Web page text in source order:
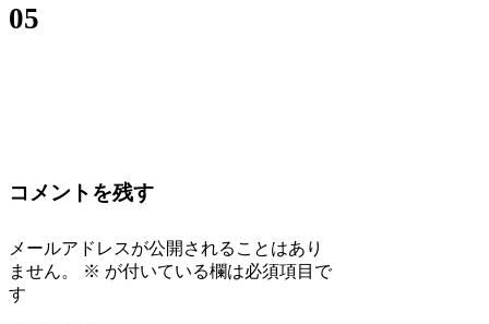
05
コメントを残す
メールアドレスが公開されることはあり
ません。
※ が付いている欄は必須項目で
す